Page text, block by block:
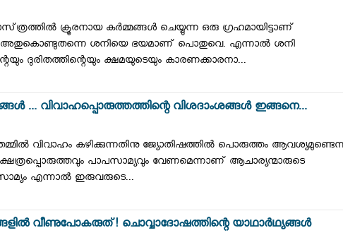
ക്രൂരനായ കർമ്മങ്ങൾ ചെയ്യുന്ന ഒരു ഗ്രഹമായിട്ടാണ്
അതുകൊണ്ടുതന്നെ ശനിയെ ഭയമാണ് പൊതുവെ. എന്നാൽ ശനി
ദുരിതത്തിന്റെയും ക്ഷമയുടെയും കാരണക്കാരനാ...
... വിവാഹപ്പൊരുത്തത്തിന്റെ വിശദാംശങ്ങൾ ഇങ്ങനെ...
വിവാഹം കഴിക്കുന്നതിനു ജ്യോതിഷത്തിൽ പൊരുത്തം
നക്ഷത്രപ്പൊരുത്തവും പാപസാമ്യവും വേണമെന്നാണ് ആചാര്യന്മാരുടെ
എന്നാൽ ഇരുവരുടെ...
വീണുപോകരുത്‌! ചൊവ്വാദോഷത്തിന്റെ യാഥാർഥ്യങ്ങൾ